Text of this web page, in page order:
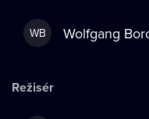
WB Wolfgang
Režisér